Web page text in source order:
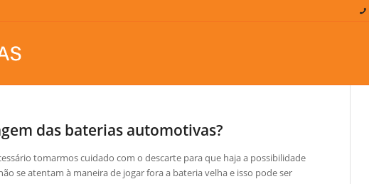
das baterias automotivas?
tomarmos cuidado com o descarte para que haja a possibilidade
se atentam à maneira de jogar fora a bateria velha e isso pode ser